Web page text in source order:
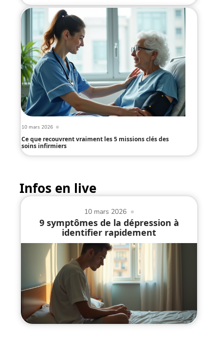
10 mars 2026
Ce que recouvrent vraiment les 5 missions clés des
soins infirmiers
Infos en live
10 mars 2026
9 symptômes de la dépression à
identifier rapidement